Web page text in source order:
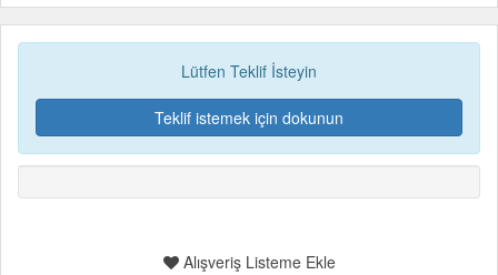
Lütfen Teklif İsteyin
Teklif istemek için dokunun
Alışveriş Listeme Ekle